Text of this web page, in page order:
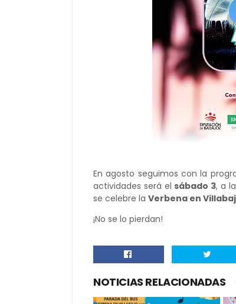
En agosto seguimos con la
actividades será el sábado 3, a
se celebre la Verbena en
¡No se lo pierdan!
NOTICIAS RELACIONADAS